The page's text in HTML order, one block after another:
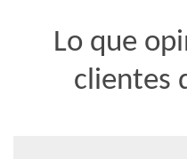
Lo que
clientes